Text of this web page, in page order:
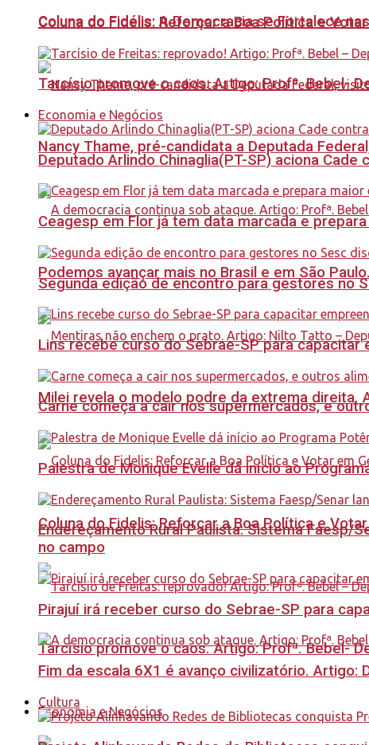
Coluna do Fidélis: A Democracia se Fortalece
Nancy Thame, pré-candidata a Deputada
Podemos avançar mais no Brasil e em São
Milei revela o modelo podre da extrema direita.
Coluna do Fidelis: Reforçar a Boa Política e
Tarcísio promove o caos. Artigo: Profª. Bebel-
Economia e Negócios
Coluna do Fidelis: Reforçar a Boa Política e
Tarcísio promove o caos. Artigo: Profª. Bebel-
Economia e Negócios
Deputado Arlindo Chinaglia(PT-SP) aciona
Ceagesp em Flor já tem data marcada e
Segunda edição de encontro para gestores no
Lins recebe curso do Sebrae-SP para
Carne começa a cair nos supermercados, e
Palestra de Monique Evelle dá início ao
Endereçamento Rural Paulista: Sistema
no campo
Pirajuí irá receber curso do Sebrae-SP para
Fim da escala 6X1 é avanço civilizatório. Artigo:
Cultura